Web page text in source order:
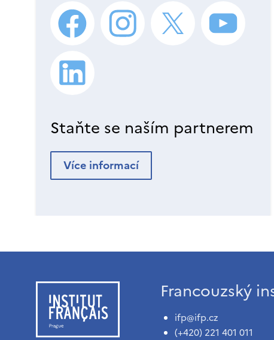
Staňte se naším partnerem
Více informací
Francouzský
ifp@ifp.cz
(+420) 221 401 011